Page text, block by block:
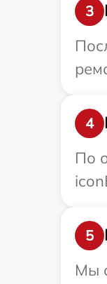
3
4
По
5
Мы